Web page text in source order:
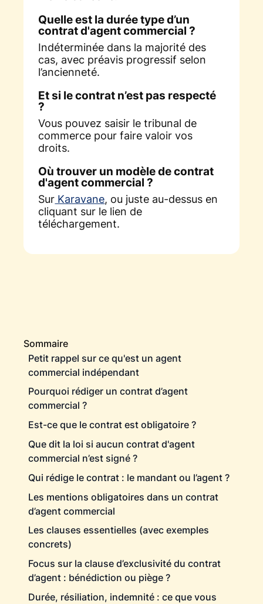
Sommaire
Petit rappel sur ce qu'est un agent
commercial indépendant
Pourquoi rédiger un contrat d’agent
commercial ?
Est-ce que le contrat est obligatoire ?
Que dit la loi si aucun contrat d'agent
commercial n’est signé ?
Qui rédige le contrat : le mandant ou l’agent ?
Les mentions obligatoires dans un contrat
d’agent commercial
Les clauses essentielles (avec exemples
concrets)
Focus sur la clause d’exclusivité du contrat
d’agent : bénédiction ou piège ?
Durée, résiliation, indemnité : ce que vous
Quelle est la durée type d’un
contrat d'agent commercial ?
Indéterminée dans la majorité des
cas, avec préavis progressif selon
l’ancienneté.
Et si le contrat n’est pas respecté
?
Vous pouvez saisir le tribunal de
commerce pour faire valoir vos
droits.
Où trouver un modèle de contrat
d'agent commercial ?
Sur Karavane, ou juste au-dessus en
cliquant sur le lien de
téléchargement.